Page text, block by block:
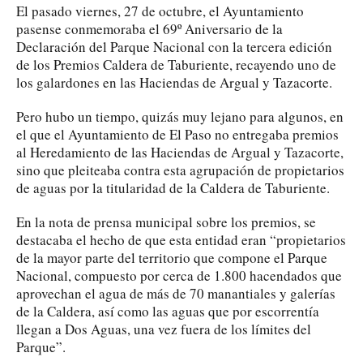
El pasado viernes, 27 de octubre, el Ayuntamiento
pasense conmemoraba el 69º Aniversario de la
Declaración del Parque Nacional con la tercera edición
de los Premios Caldera de Taburiente, recayendo uno de
los galardones en las Haciendas de Argual y Tazacorte.
Pero hubo un tiempo, quizás muy lejano para algunos, en
el que el Ayuntamiento de El Paso no entregaba premios
al Heredamiento de las Haciendas de Argual y Tazacorte,
sino que pleiteaba contra esta agrupación de propietarios
de aguas por la titularidad de la Caldera de Taburiente.
En la nota de prensa municipal sobre los premios, se
destacaba el hecho de que esta entidad eran “propietarios
de la mayor parte del territorio que compone el Parque
Nacional, compuesto por cerca de 1.800 hacendados que
aprovechan el agua de más de 70 manantiales y galerías
de la Caldera, así como las aguas que por escorrentía
llegan a Dos Aguas, una vez fuera de los límites del
Parque”.